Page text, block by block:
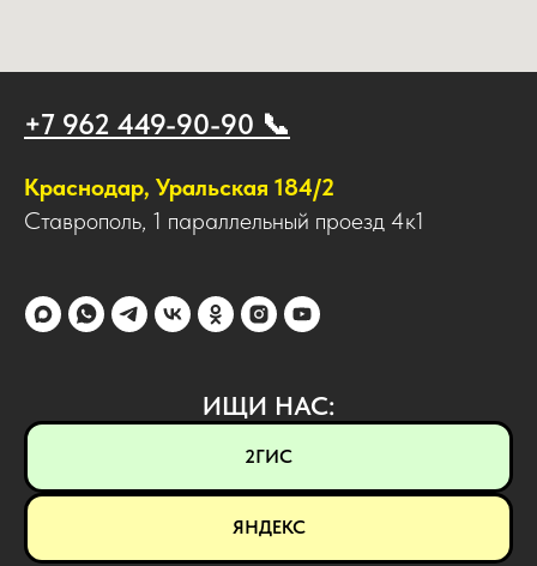
+7 962 449-90-90 📞
Краснодар, Уральская 184/2
Ставрополь, 1 параллельный проезд 4к1
ИЩИ НАС:
2ГИС
ЯНДЕКС